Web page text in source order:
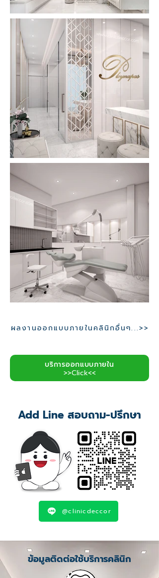
ผลงานออกแบบภายในคลินิกอื่นๆ...>>
บริการออกแบบภายใน
>>Click<<
Add Line สอบถาม-ปรึกษา
@clinicdeccor
ข้อมูลติดต่อใช้บริการคลินิก